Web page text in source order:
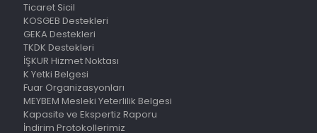
Ticaret Sicil
KOSGEB Destekleri
GEKA Destekleri
TKDK Destekleri
İŞKUR Hizmet Noktası
K Yetki Belgesi
Fuar Organizasyonları
MEYBEM Mesleki Yeterlilik Belgesi
Kapasite ve Ekspertiz Raporu
İndirim Protokollerimiz